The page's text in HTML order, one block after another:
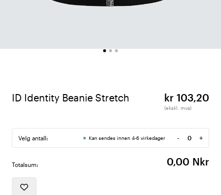
ID Identity Beanie Stretch kr 103,20
(ekskl. mva)
Velg antall: Kan sendes innen 4-6 virkedager -
Antall
+
Totalsum: 0,00 Nkr